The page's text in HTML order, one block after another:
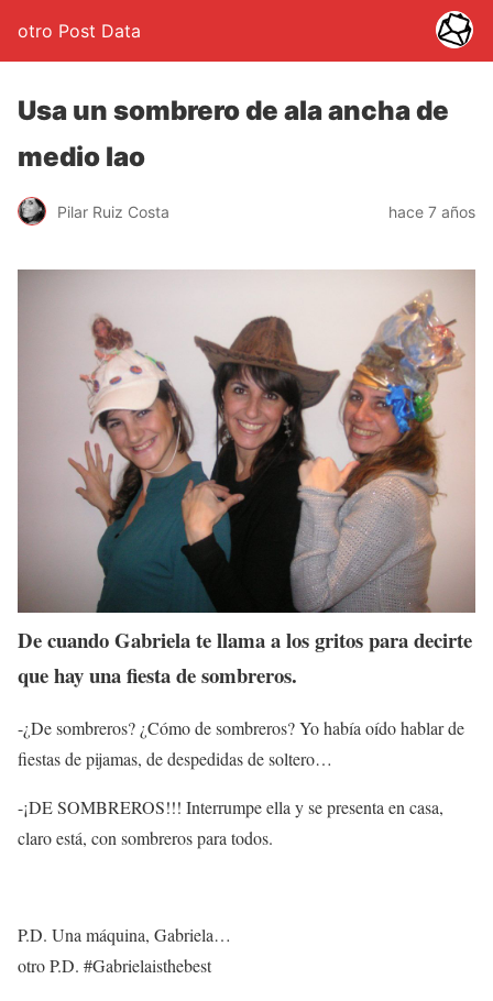
otro Post Data
Usa un sombrero de ala ancha de
medio lao
Pilar Ruiz Costa hace 7 años
De cuando Gabriela te llama a los gritos para decirte
que hay una fiesta de sombreros.
-¿De sombreros? ¿Cómo de sombreros? Yo había oído hablar de
fiestas de pijamas, de despedidas de soltero…
-¡DE SOMBREROS!!! Interrumpe ella y se presenta en casa,
claro está, con sombreros para todos.
P.D. Una máquina, Gabriela…
otro P.D. #Gabrielaisthebest